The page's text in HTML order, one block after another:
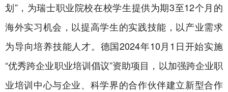
划”，为瑞士职业院校在校学生提供为期3至12个月的
海外实习机会，以提高学生的实践技能，以产业需求
为导向培养技能人才。德国2024年10月1日开始实施
“优秀跨企业职业培训倡议”资助项目，以加强跨企业职
业培训中心与企业、科学界的合作伙伴建立新型合作